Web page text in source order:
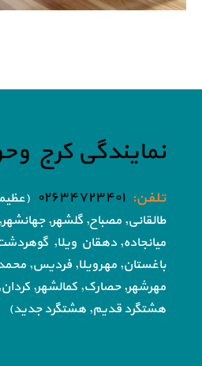
نمایندگی کرج
تلفن: ۰۲۶۳۴۷۲۳۴۰۱
طالقانی, مصباح, گلشهر, جهانشهر,
میانجاده, دهقان ویلا,
باغستان, مهرویلا, فردیس,
مهرشهر, حصارک, کمالشهر,
هشتگرد قدیم, هشتگرد جدید)